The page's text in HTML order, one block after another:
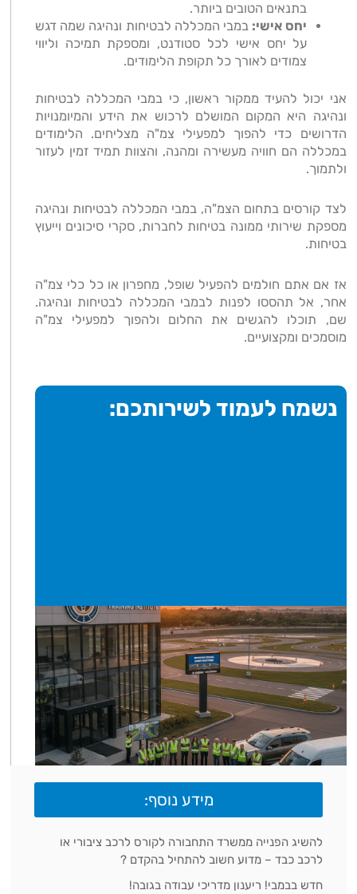
בתנאים הטובים ביותר.
יחס אישי: במבי המכללה לבטיחות ונהיגה שמה דגש
על יחס אישי לכל סטודנט, ומספקת תמיכה וליווי
צמודים לאורך כל תקופת הלימודים.
אני יכול להעיד ממקור ראשון, כי במבי המכללה לבטיחות
ונהיגה היא המקום המושלם לרכוש את הידע והמיומנויות
הדרושים כדי להפוך למפעילי צמ"ה מצליחים. הלימודים
במכללה הם חוויה מעשירה ומהנה, והצוות תמיד זמין לעזור
ולתמוך.
לצד קורסים בתחום הצמ"ה, במבי המכללה לבטיחות ונהיגה
מספקת שירותי ממונה בטיחות לחברות, סקרי סיכונים וייעוץ
בטיחות.
אז אם אתם חולמים להפעיל שופל, מחפרון או כל כלי צמ"ה
אחר, אל תהססו לפנות לבמבי המכללה לבטיחות ונהיגה.
שם, תוכלו להגשים את החלום ולהפוך למפעילי צמ"ה
מוסמכים ומקצועיים.
נשמח לעמוד לשירותכם:
מידע נוסף:
להשיג הפנייה ממשרד התחבורה לקורס לרכב ציבורי או
לרכב כבד – מדוע חשוב להתחיל בהקדם ?
חדש בבמבי! ריענון מדריכי עבודה בגובה!